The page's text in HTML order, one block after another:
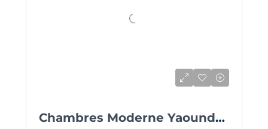
Chambres Moderne Yaoundé II Soa